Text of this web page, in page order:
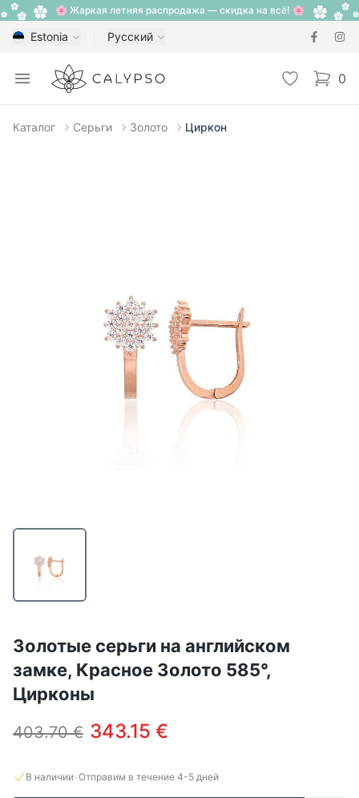
🌸 Жаркая летняя распродажа — скидка на всё! 🌸
Estonia Русский
Open menu
Calypso Избранное
0
items
Каталог Серьги Золото Циркон
Золотые серьги на английском
замке, Красное Золото 585°,
Цирконы
403.70 € 343.15 €
В наличии·Отправим в течение 4-5 дней